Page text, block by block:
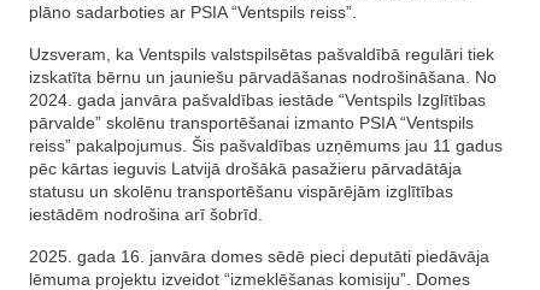
plāno sadarboties ar PSIA “Ventspils reiss”.
Uzsveram, ka Ventspils valstspilsētas pašvaldībā regulāri tiek
izskatīta bērnu un jauniešu pārvadāšanas nodrošināšana. No
2024. gada janvāra pašvaldības iestāde “Ventspils Izglītības
pārvalde” skolēnu transportēšanai izmanto PSIA “Ventspils
reiss” pakalpojumus. Šis pašvaldības uzņēmums jau 11 gadus
pēc kārtas ieguvis Latvijā drošākā pasažieru pārvadātāja
statusu un skolēnu transportēšanu vispārējām izglītības
iestādēm nodrošina arī šobrīd.
2025. gada 16. janvāra domes sēdē pieci deputāti piedāvāja
lēmuma projektu izveidot “izmeklēšanas komisiju”. Domes